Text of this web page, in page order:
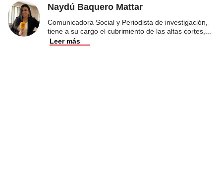
Naydú Baquero Mattar
Comunicadora Social y Periodista de investigación,
tiene a su cargo el cubrimiento de las altas cortes,
Leer más